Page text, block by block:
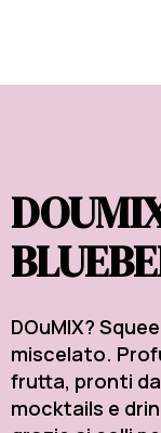
DOuMIX?
miscelato.
frutta, pronti da
mocktails e